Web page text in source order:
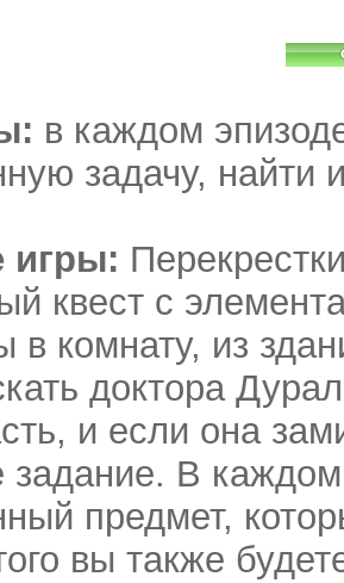
в каждом
задачу, найти
игры:
квест с
в комнату, из
доктора
и если она
задание. В
предмет,
вы также